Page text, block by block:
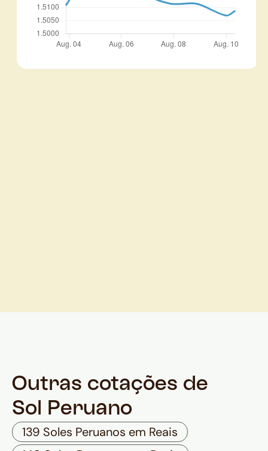
Outras cotações de
Sol Peruano
139 Soles Peruanos em Reais